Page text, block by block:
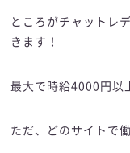
ところがチャットレ
きます！
最大で時給4000円以
ただ、どのサイトで